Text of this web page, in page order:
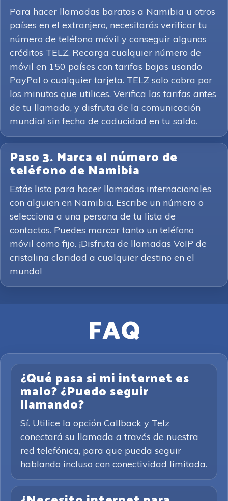
Para hacer llamadas baratas a Namibia u otros
países en el extranjero, necesitarás verificar tu
número de teléfono móvil y conseguir algunos
créditos TELZ. Recarga cualquier número de
móvil en 150 países con tarifas bajas usando
PayPal o cualquier tarjeta. TELZ solo cobra por
los minutos que utilices. Verifica las tarifas antes
de tu llamada, y disfruta de la comunicación
mundial sin fecha de caducidad en tu saldo.
Paso 3. Marca el número de
teléfono de Namibia
Estás listo para hacer llamadas internacionales
con alguien en Namibia. Escribe un número o
selecciona a una persona de tu lista de
contactos. Puedes marcar tanto un teléfono
móvil como fijo. ¡Disfruta de llamadas VoIP de
cristalina claridad a cualquier destino en el
mundo!
FAQ
¿Qué pasa si mi internet es
malo? ¿Puedo seguir
llamando?
Sí. Utilice la opción Callback y Telz
conectará su llamada a través de nuestra
red telefónica, para que pueda seguir
hablando incluso con conectividad limitada.